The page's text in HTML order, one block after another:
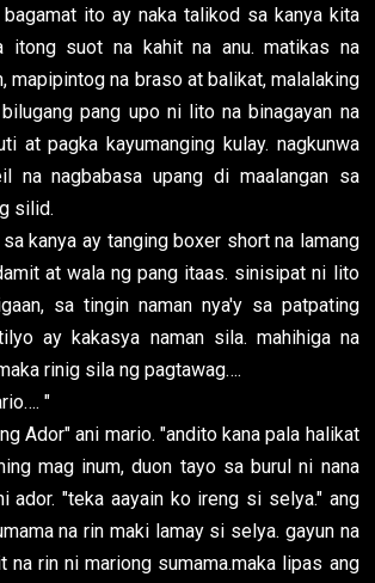
ito ay naka talikod sa kanya kita
itong suot na kahit na anu. matikas na
mapipintog na braso at balikat, malalaking
pang upo ni lito na binagayan na
at pagka kayumanging kulay. nagkunwa
na nagbabasa upang di maalangan sa
silid.
kanya ay tanging boxer short na lamang
at wala ng pang itaas. sinisipat ni lito
sa tingin naman nya'y sa patpating
ay kakasya naman sila. mahihiga na
rinig sila ng pagtawag….
"
Ador" ani mario. "andito kana pala halikat
mag inum, duon tayo sa burul ni nana
ador. "teka aayain ko ireng si selya." ang
na rin maki lamay si selya. gayun na
rin ni mariong sumama.maka lipas ang